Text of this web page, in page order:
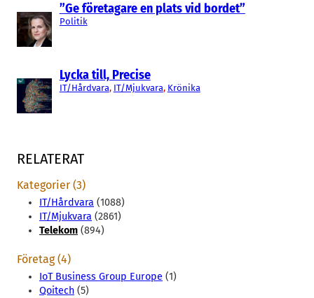
”Ge företagare en plats vid bordet”
Politik
Lycka till, Precise
IT/Hårdvara, IT/Mjukvara, Krönika
RELATERAT
Kategorier (3)
IT/Hårdvara (1088)
IT/Mjukvara (2861)
Telekom (894)
Företag (4)
IoT Business Group Europe (1)
Qoitech (5)